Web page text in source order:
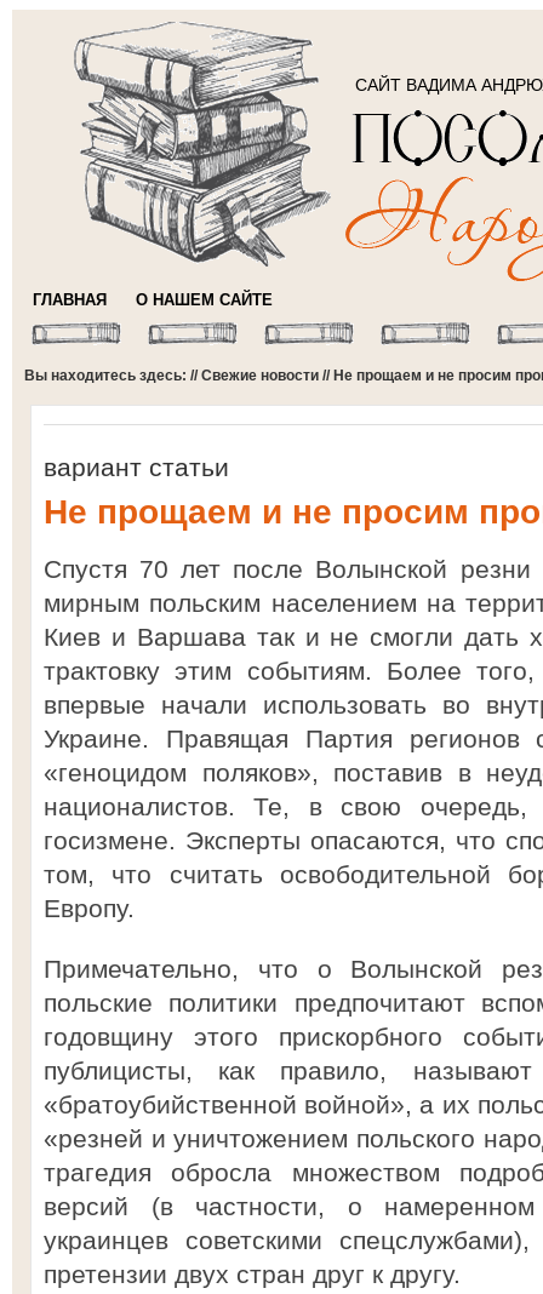
САЙТ ВАДИМА
ГЛАВНАЯ О НАШЕМ САЙТЕ
Вы находитесь здесь: //Свежие новости // Не прощаем и не просим
вариант статьи
Не прощаем и не просим
Спустя 70 лет после Волынской
мирным польским населением на
Киев и Варшава так и не смогли дать
трактовку этим событиям. Более
впервые начали использовать во
Украине. Правящая Партия
«геноцидом поляков», поставив в
националистов. Те, в свою очередь,
госизмене. Эксперты опасаются, что
том, что считать освободительной
Европу.
Примечательно, что о Волынской
польские политики предпочитают
годовщину этого прискорбного
публицисты, как правило,
«братоубийственной войной», а их
«резней и уничтожением польского
трагедия обросла множеством
версий (в частности, о
украинцев советскими
претензии двух стран друг к другу.